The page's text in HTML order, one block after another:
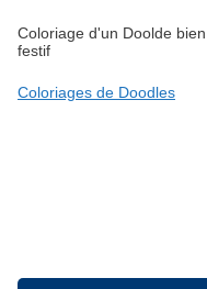
Coloriage d'un Doolde bien
festif
Coloriages de Doodles